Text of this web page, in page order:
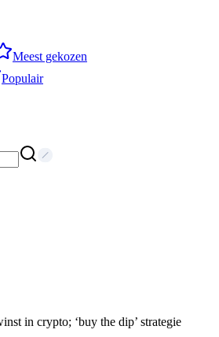
Meest gekozen
Populair
in crypto; ‘buy the dip’ strategie